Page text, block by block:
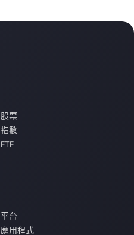
股票
指數
ETF
平台
應用程式